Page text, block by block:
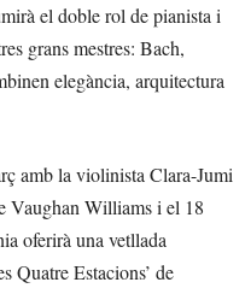
el doble rol de pianista i
grans mestres: Bach,
elegància, arquitectura
amb la violinista Clara-Jumi
Vaughan Williams i el 18
oferirà una vetllada
Quatre Estacions’ de